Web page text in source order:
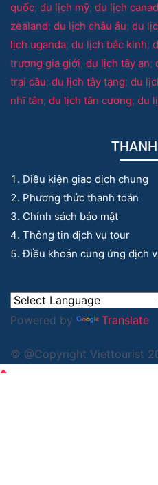
quốc; du lịch mỹ; du lịch
zealand; du lịch châu âu; du
lịch uganda; du lịch bắc kinh;
trương gia giới; du lịch tây an;
trại câu; du lịch tây tạng; du
nhĩ tân; du lịch tân cương; du
Điều kiện giao dịch chung
Phương thức thanh toán
Chính sách bảo mật
Thông tin dịch vụ tour
Điều khoản cung ứng dịch
Powered by Translate
© @Copyright Viettourist